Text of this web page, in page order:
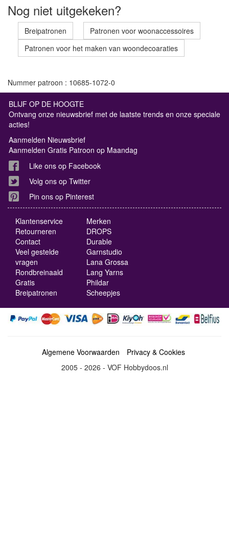
Nog niet uitgekeken?
Breipatronen
Patronen voor woonaccessoires
Patronen voor het maken van woondecoaraties
Nummer patroon : 10685-1072-0
BLIJF OP DE HOOGTE
Ontvang onze nieuwsbrief met de laatste trends en onze speciale
acties!
Aanmelden Nieuwsbrief
Aanmelden Gratis Patroon op Maandag
Like ons op Facebook
Volg ons op Twitter
Pin ons op Pinterest
Klantenservice
Retourneren
Contact
Veel gestelde
vragen
Rondbreinaald
Gratis
Breipatronen
Merken
DROPS
Durable
Garnstudio
Lana Grossa
Lang Yarns
Phildar
Scheepjes
Algemene Voorwaarden
Privacy & Cookies
2005 - 2026 - VOF Hobbydoos.nl